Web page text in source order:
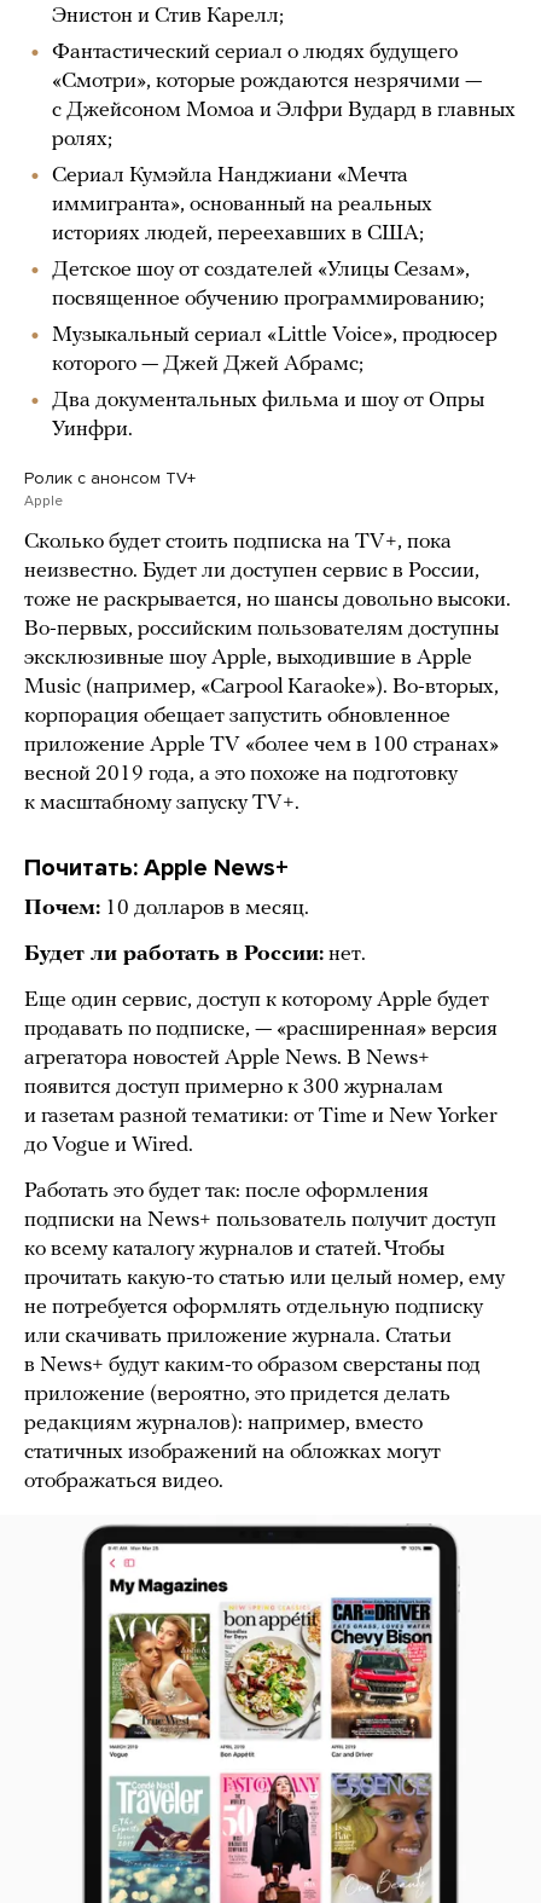
Энистон и Стив Карелл;
Фантастический сериал о людях будущего
«Смотри», которые рождаются незрячими —
с Джейсоном Момоа и Элфри Вудард в главных
ролях;
Сериал Кумэйла Нанджиани «Мечта
иммигранта», основанный на реальных
историях людей, переехавших в США;
Детское шоу от создателей «Улицы Сезам»,
посвященное обучению программированию;
Музыкальный сериал «Little Voice», продюсер
которого — Джей Джей Абрамс;
Два документальных фильма и шоу от Опры
Уинфри.
Ролик с анонсом TV+
Apple
Сколько будет стоить подписка на TV+, пока
неизвестно. Будет ли доступен сервис в России,
тоже не раскрывается, но шансы довольно высоки.
Во-первых, российским пользователям доступны
эксклюзивные шоу Apple, выходившие в Apple
Music (например, «Carpool Karaoke»). Во-вторых,
корпорация обещает запустить обновленное
приложение Apple TV «более чем в 100 странах»
весной 2019 года, а это похоже на подготовку
к масштабному запуску TV+.
Почитать: Apple News+
Почем: 10 долларов в месяц.
Будет ли работать в России: нет.
Еще один сервис, доступ к которому Apple будет
продавать по подписке, — «расширенная» версия
агрегатора новостей Apple News. В News+
появится доступ примерно к 300 журналам
и газетам разной тематики: от Time и New Yorker
до Vogue и Wired.
Работать это будет так: после оформления
подписки на News+ пользователь получит доступ
ко всему каталогу журналов и статей. Чтобы
прочитать какую-то статью или целый номер, ему
не потребуется оформлять отдельную подписку
или скачивать приложение журнала. Статьи
в News+ будут каким-то образом сверстаны под
приложение (вероятно, это придется делать
редакциям журналов): например, вместо
статичных изображений на обложках могут
отображаться видео.